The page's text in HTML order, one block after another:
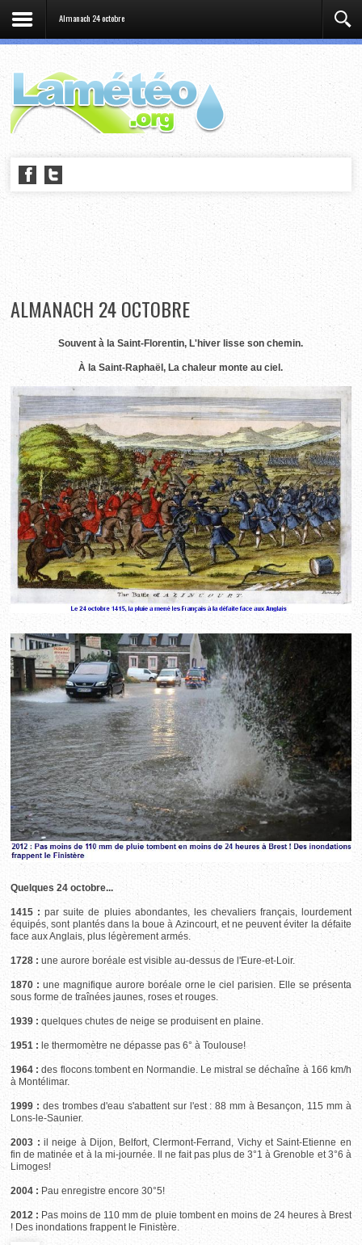
Almanach 24 octobre
ALMANACH 24 OCTOBRE
Souvent à la Saint-Florentin, L'hiver lisse son chemin.
À la Saint-Raphaël, La chaleur monte au ciel.
Quelques 24 octobre...
1415 : par suite de pluies abondantes, les chevaliers français, lourdement
équipés, sont plantés dans la boue à Azincourt, et ne peuvent éviter la défaite
face aux Anglais, plus légèrement armés.
1728 : une aurore boréale est visible au-dessus de l'Eure-et-Loir.
1870 : une magnifique aurore boréale orne le ciel parisien. Elle se présenta
sous forme de traînées jaunes, roses et rouges.
1939 : quelques chutes de neige se produisent en plaine.
1951 : le thermomètre ne dépasse pas 6° à Toulouse!
1964 : des flocons tombent en Normandie. Le mistral se déchaîne à 166 km/h
à Montélimar.
1999 : des trombes d'eau s'abattent sur l'est : 88 mm à Besançon, 115 mm à
Lons-le-Saunier.
2003 : il neige à Dijon, Belfort, Clermont-Ferrand, Vichy et Saint-Etienne en
fin de matinée et à la mi-journée. Il ne fait pas plus de 3°1 à Grenoble et 3°6 à
Limoges!
2004 : Pau enregistre encore 30°5!
2012 : Pas moins de 110 mm de pluie tombent en moins de 24 heures à Brest
! Des inondations frappent le Finistère.